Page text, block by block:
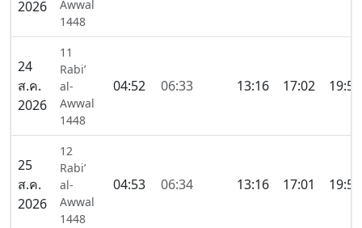
2026
Awwal
1448
24
ส.ค.
2026
11
Rabi’
al-
Awwal
1448
04:52 06:33 13:16 17:02 19:59
25
ส.ค.
2026
12
Rabi’
al-
Awwal
1448
04:53 06:34 13:16 17:01 19:58